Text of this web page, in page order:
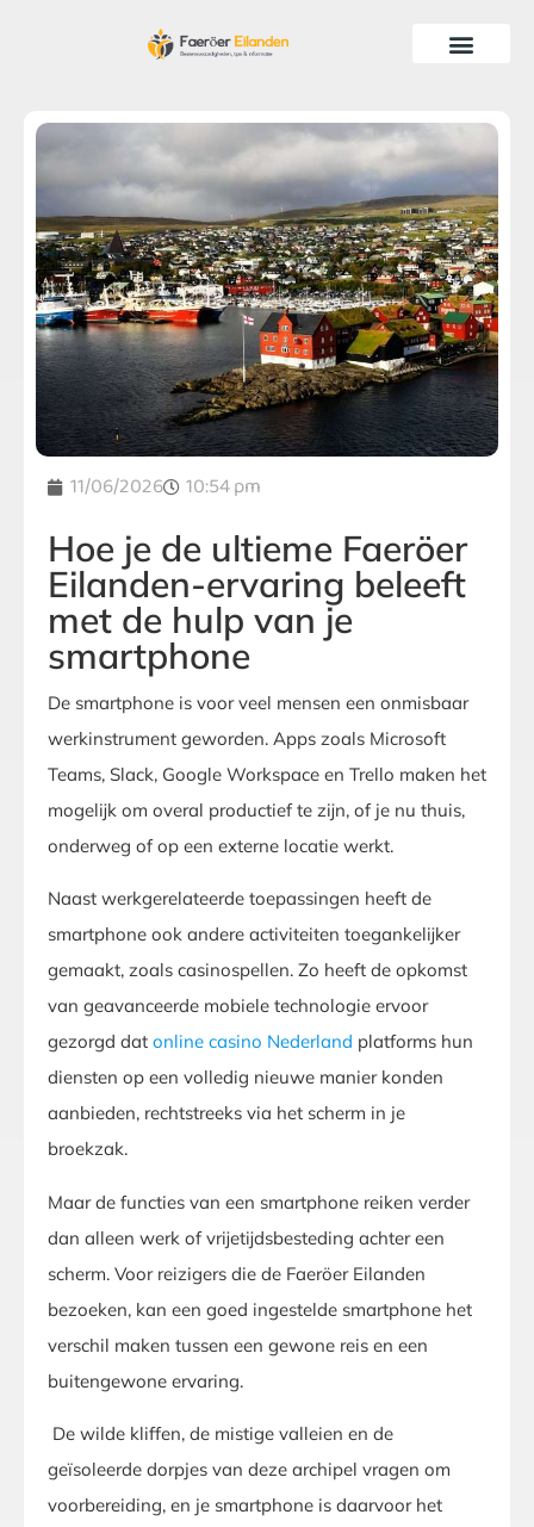
11/06/2026 10:54 pm
Hoe je de ultieme Faeröer
Eilanden-ervaring beleeft
met de hulp van je
smartphone
De smartphone is voor veel mensen een onmisbaar
werkinstrument geworden. Apps zoals Microsoft
Teams, Slack, Google Workspace en Trello maken het
mogelijk om overal productief te zijn, of je nu thuis,
onderweg of op een externe locatie werkt.
Naast werkgerelateerde toepassingen heeft de
smartphone ook andere activiteiten toegankelijker
gemaakt, zoals casinospellen. Zo heeft de opkomst
van geavanceerde mobiele technologie ervoor
gezorgd dat online casino Nederland platforms hun
diensten op een volledig nieuwe manier konden
aanbieden, rechtstreeks via het scherm in je
broekzak.
Maar de functies van een smartphone reiken verder
dan alleen werk of vrijetijdsbesteding achter een
scherm. Voor reizigers die de Faeröer Eilanden
bezoeken, kan een goed ingestelde smartphone het
verschil maken tussen een gewone reis en een
buitengewone ervaring.
De wilde kliffen, de mistige valleien en de
geïsoleerde dorpjes van deze archipel vragen om
voorbereiding, en je smartphone is daarvoor het